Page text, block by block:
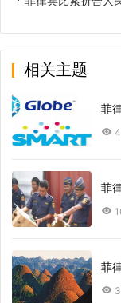
相关主题
菲
菲
菲